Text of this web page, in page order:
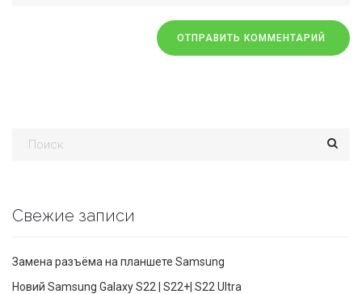
Свежие записи
Замена разъёма на планшете Samsung
Новий Samsung Galaxy S22 | S22+| S22 Ultra